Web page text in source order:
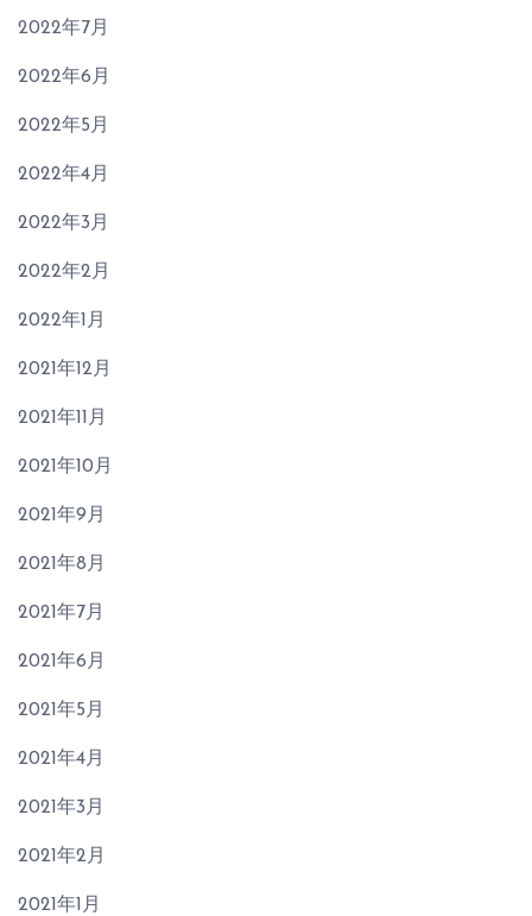
2022年7月
2022年6月
2022年5月
2022年4月
2022年3月
2022年2月
2022年1月
2021年12月
2021年11月
2021年10月
2021年9月
2021年8月
2021年7月
2021年6月
2021年5月
2021年4月
2021年3月
2021年2月
2021年1月